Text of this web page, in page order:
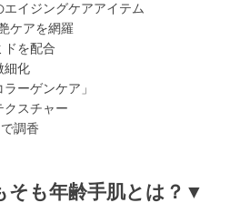
イジングケアアイテム
ケアを網羅
ドを配合
細化
ーゲンケア」
クスチャー
調香
も年齢手肌とは？▼